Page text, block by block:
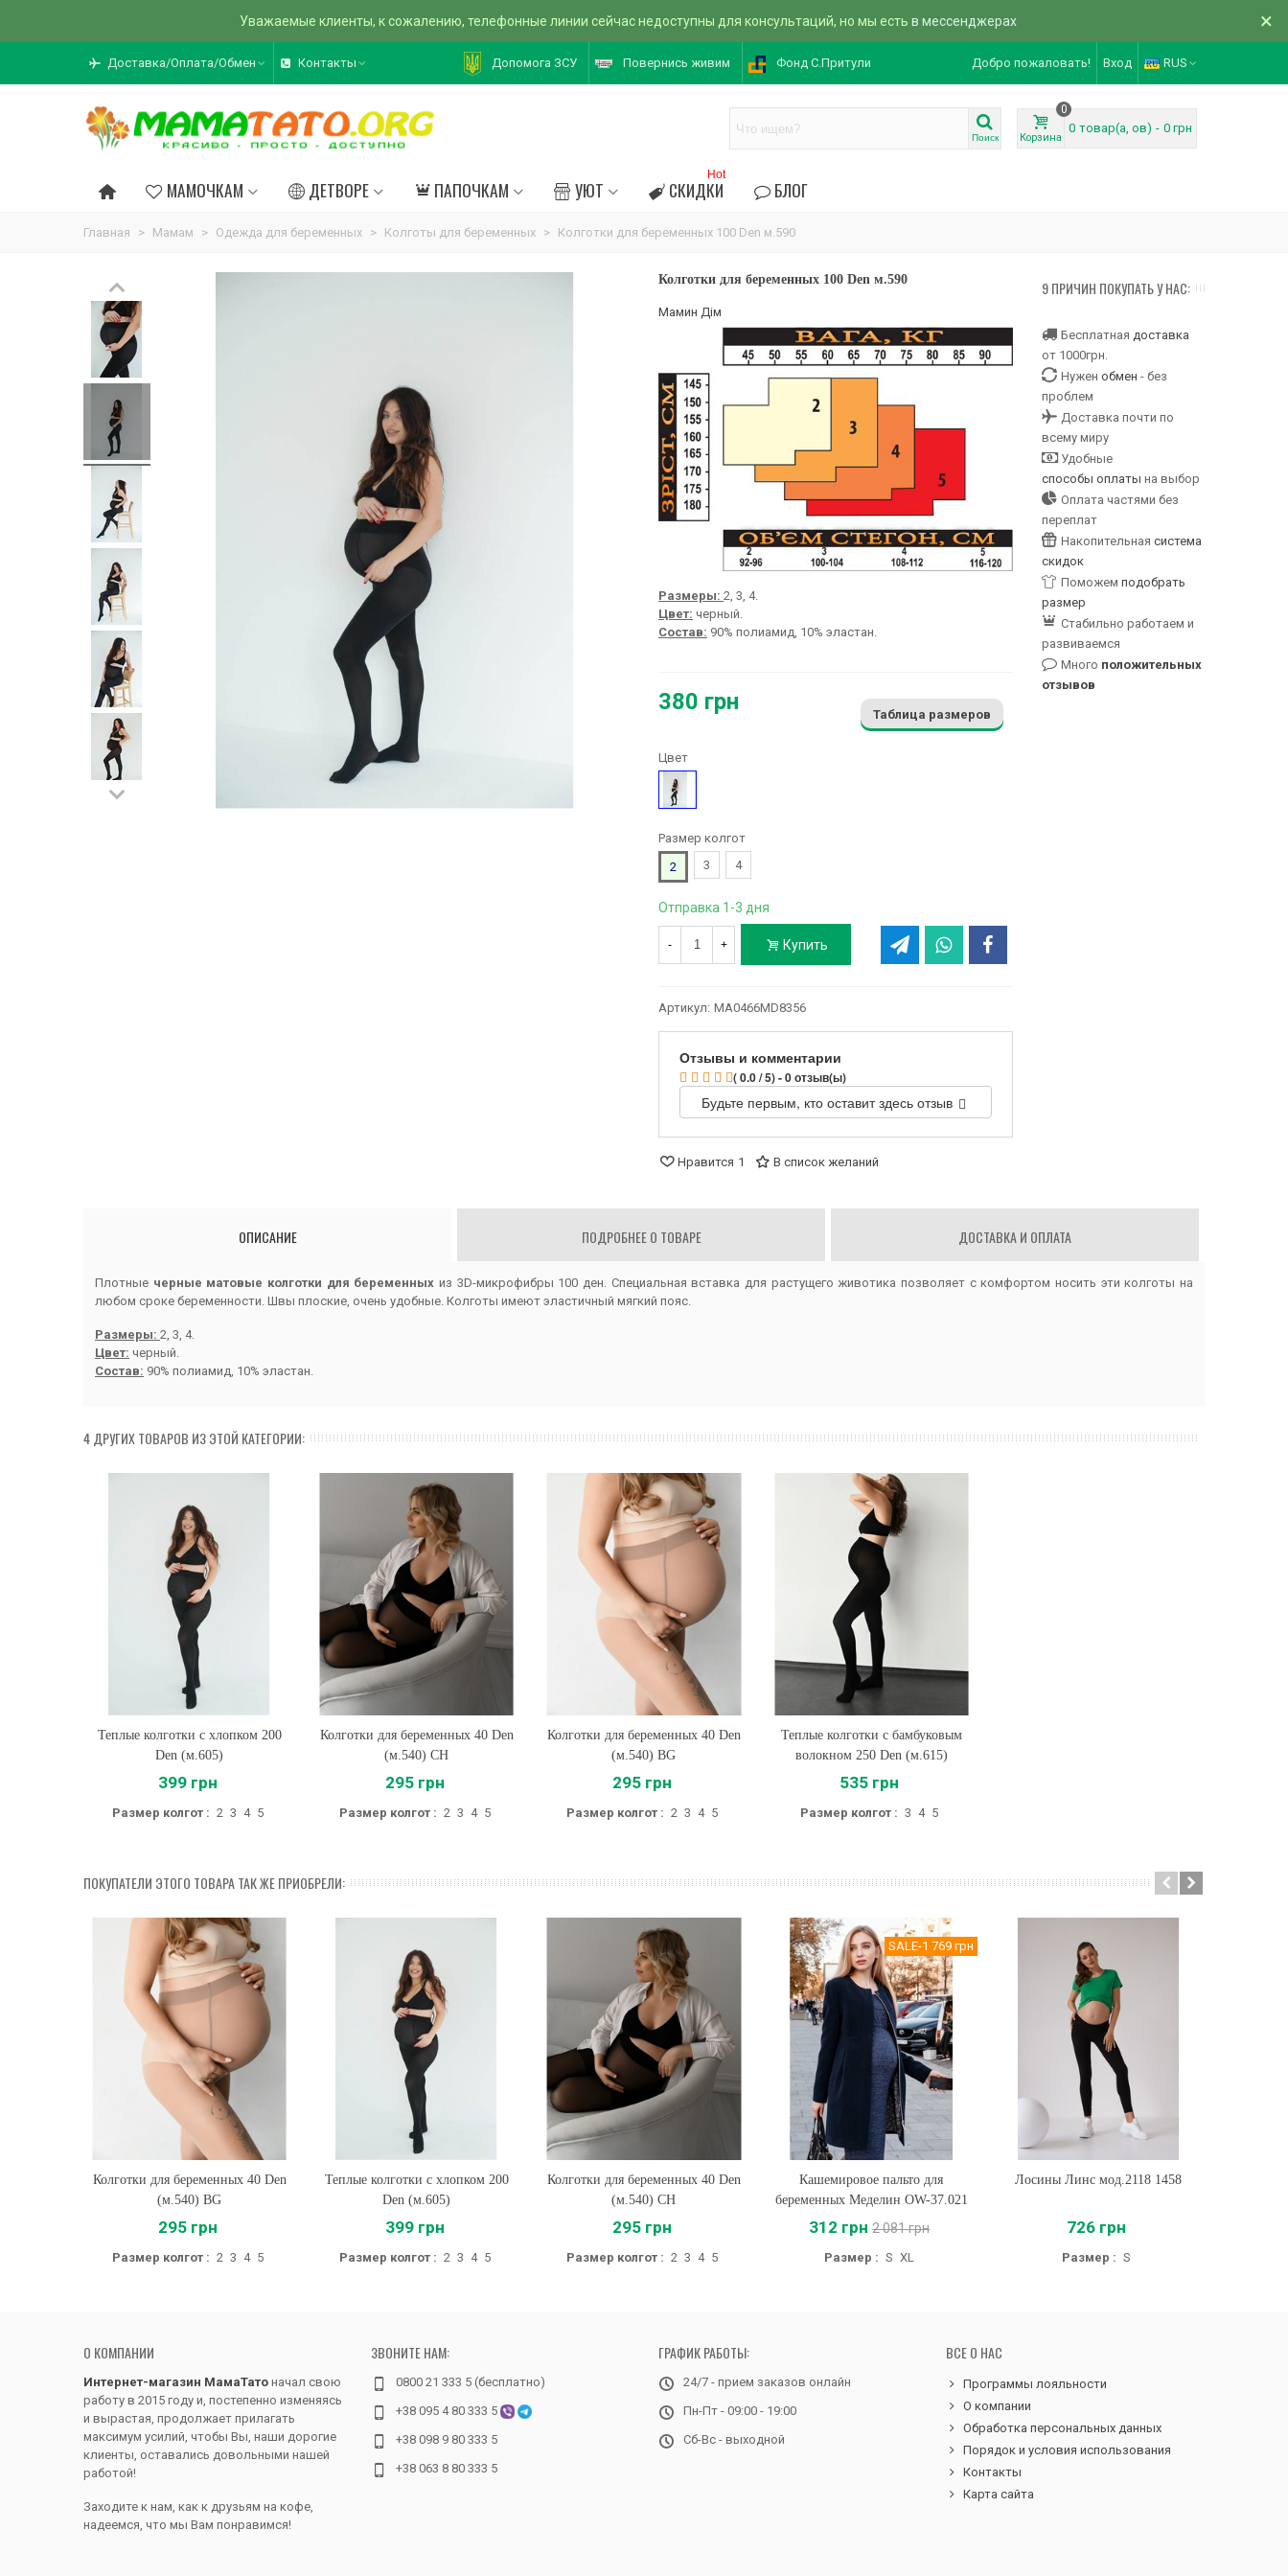
Уважаемые клиенты, к сожалению, телефонные линии сейчас недоступны для консультаций, но мы есть в мессенджерах ×
Доставка/Оплата/Обмен Контакты Допомога ЗСУ Повернись живим Фонд С.Притули Добро пожаловать! Вход RUS
Поиск Корзина
0
0 товар(а, ов) - 0 грн
МАМОЧКАМ ДЕТВОРЕ ПАПОЧКАМ УЮТ СКИДКИ
Hot
БЛОГ
Главная > Мамам > Одежда для беременных > Колготы для беременных > Колготки для беременных 100 Den м.590
Колготки для беременных 100 Den м.590
Мамин Дім
Размеры: 2, 3, 4.
Цвет: черный.
Состав: 90% полиамид, 10% эластан.
380 грн
Таблица размеров
Цвет
Черный
Размер колгот
2
3 4
Отправка 1-3 дня
- + Купить
Артикул: MA0466MD8356
Отзывы и комментарии
( 0.0 / 5) - 0 отзыв(ы)
Будьте первым, кто оставит здесь отзыв
Нравится 1 В список желаний
9 ПРИЧИН ПОКУПАТЬ У НАС:
Бесплатная доставка
от 1000грн.
Нужен обмен - без
проблем
Доставка почти по
всему миру
Удобные
способы оплаты на выбор
Оплата частями без
переплат
Накопительная система
скидок
Поможем подобрать
размер
Стабильно работаем и
развиваемся
Много положительных
отзывов
ОПИСАНИЕ ПОДРОБНЕЕ О ТОВАРЕ ДОСТАВКА И ОПЛАТА
Плотные черные матовые колготки для беременных из 3D-микрофибры 100 ден. Специальная вставка для растущего животика позволяет с комфортом носить эти колготы на
любом сроке беременности. Швы плоские, очень удобные. Колготы имеют эластичный мягкий пояс.
Размеры: 2, 3, 4.
Цвет: черный.
Состав: 90% полиамид, 10% эластан.
4 ДРУГИХ ТОВАРОВ ИЗ ЭТОЙ КАТЕГОРИИ:
Купить
Теплые колготки с хлопком 200
Den (м.605)
399 грн
Размер колгот : 2 3 4 5
Купить
Колготки для беременных 40 Den
(м.540) CH
295 грн
Размер колгот : 2 3 4 5
Купить
Колготки для беременных 40 Den
(м.540) BG
295 грн
Размер колгот : 2 3 4 5
Купить
Теплые колготки с бамбуковым
волокном 250 Den (м.615)
535 грн
Размер колгот : 3 4 5
ПОКУПАТЕЛИ ЭТОГО ТОВАРА ТАК ЖЕ ПРИОБРЕЛИ:
Купить
Колготки для беременных 40 Den
(м.540) BG
295 грн
Размер колгот : 2 3 4 5
Купить
Теплые колготки с хлопком 200
Den (м.605)
399 грн
Размер колгот : 2 3 4 5
Купить
Колготки для беременных 40 Den
(м.540) CH
295 грн
Размер колгот : 2 3 4 5
SALE-1 769 грн
Купить
Кашемировое пальто для
беременных Меделин OW-37.021
312 грн 2 081 грн
Размер : S XL
Купить
Лосины Линс мод.2118 1458
726 грн
Размер : S
О КОМПАНИИ
Интернет-магазин МамаТато начал свою
работу в 2015 году и, постепенно изменяясь
и вырастая, продолжает прилагать
максимум усилий, чтобы Вы, наши дорогие
клиенты, оставались довольными нашей
работой!
Заходите к нам, как к друзьям на кофе,
надеемся, что мы Вам понравимся!
ЗВОНИТЕ НАМ:
0800 21 333 5 (бесплатно)
+38 095 4 80 333 5
+38 098 9 80 333 5
+38 063 8 80 333 5
ГРАФИК РАБОТЫ:
24/7 - прием заказов онлайн
Пн-Пт - 09:00 - 19:00
Сб-Вс - выходной
ВСЕ О НАС
Программы лояльности
О компании
Обработка персональных данных
Порядок и условия использования
Контакты
Карта сайта